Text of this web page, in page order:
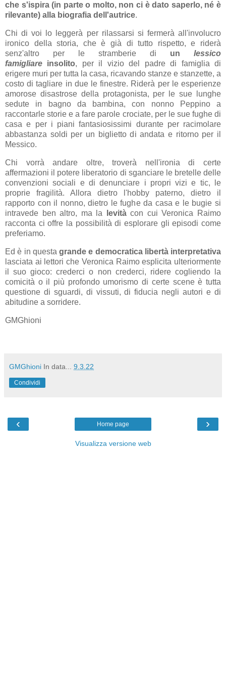
che s'ispira (in parte o molto, non ci è dato saperlo, né è
rilevante) alla biografia dell'autrice.
Chi di voi lo leggerà per rilassarsi si fermerà all'involucro
ironico della storia, che è già di tutto rispetto, e riderà
senz'altro per le stramberie di un lessico
famigliare insolito, per il vizio del padre di famiglia di
erigere muri per tutta la casa, ricavando stanze e stanzette, a
costo di tagliare in due le finestre. Riderà per le esperienze
amorose disastrose della protagonista, per le sue lunghe
sedute in bagno da bambina, con nonno Peppino a
raccontarle storie e a fare parole crociate, per le sue fughe di
casa e per i piani fantasiosissimi durante per racimolare
abbastanza soldi per un biglietto di andata e ritorno per il
Messico.
Chi vorrà andare oltre, troverà nell'ironia di certe
affermazioni il potere liberatorio di sganciare le bretelle delle
convenzioni sociali e di denunciare i propri vizi e tic, le
proprie fragilità. Allora dietro l'hobby paterno, dietro il
rapporto con il nonno, dietro le fughe da casa e le bugie si
intravede ben altro, ma la
levitàcon cui Veronica Raimo
racconta ci offre la possibilità di esplorare gli episodi come
preferiamo.
Ed è in questa grande e democratica libertà interpretativa
lasciata ai lettori che Veronica Raimo esplicita ulteriormente
il suo gioco: crederci o non crederci, ridere cogliendo la
comicità o il più profondo umorismo di certe scene è tutta
questione di sguardi, di vissuti, di fiducia negli autori e di
abitudine a sorridere.
GMGhioni
GMGhioni In data... 9.3.22
Condividi
‹ ›
Home page
Visualizza versione web